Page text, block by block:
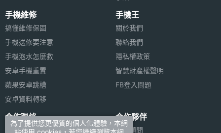
手機維修
搞懂維修保固
手機送修要注意
手機泡水怎麼救
安卓手機重置
蘋果安卓跳槽
安卓資料轉移
手機王
關於我們
聯絡我們
隱私權政策
智慧財產權聲明
FB登入問題
合作聯絡
廣告刊登
合作夥伴
法律顧問
為了提供您更優質的個人化體驗，本網